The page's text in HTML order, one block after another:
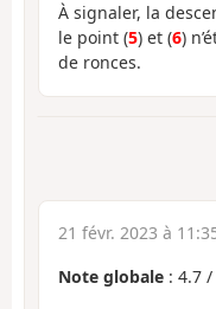
À signaler, la
le point (5) et (6)
de ronces.
21 févr. 2023 à
Note globale : 4.7 /